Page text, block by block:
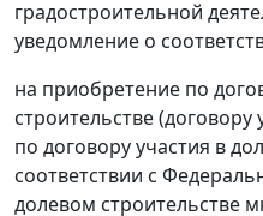
градостроительной
уведомление о
на приобретение по
строительстве
по договору участия в
соответствии с
долевом строительстве